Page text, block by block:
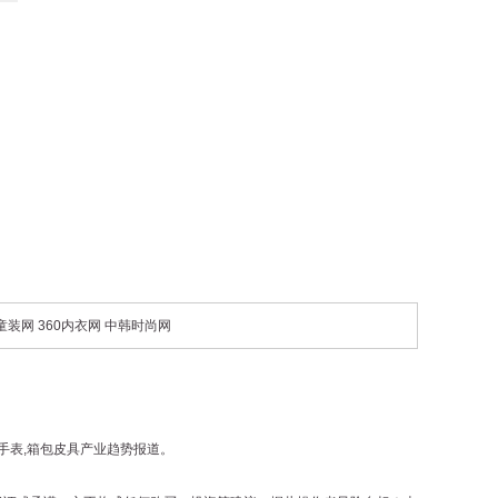
装网 360内衣网 中韩时尚网
表,箱包皮具产业趋势报道。